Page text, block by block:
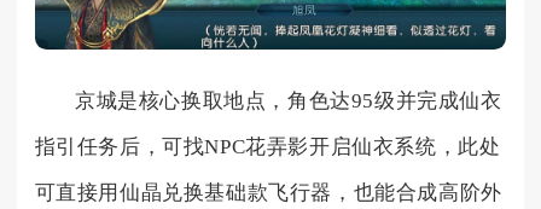
京城是核心换取地点，角色达95级并完成仙衣
指引任务后，可找NPC花弄影开启仙衣系统，此处
可直接用仙晶兑换基础款飞行器，也能合成高阶外